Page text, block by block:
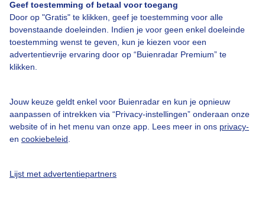
Geef toestemming of betaal voor toegang
Door op "Gratis" te klikken, geef je toestemming voor alle
bovenstaande doeleinden. Indien je voor geen enkel doeleinde
toestemming wenst te geven, kun je kiezen voor een
advertentievrije ervaring door op “Buienradar Premium” te
klikken.
Jouw keuze geldt enkel voor Buienradar en kun je opnieuw
aanpassen of intrekken via “Privacy-instellingen” onderaan onze
website of in het menu van onze app. Lees meer in ons privacy-
en cookiebeleid
Lijst met advertentiepartners
Contact
Toegankelijkheid
Gebruikersvoorwaarden
Adverteren
Privacy beleid
Cookie beleid